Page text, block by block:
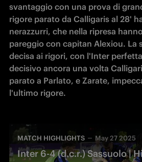
svantaggio con una prova di
rigore parato da Calligaris al 28'
nerazzurri, che nella ripresa
pareggio con capitan Alexiou. La
decisa ai rigori, con l'Inter
decisivo ancora una volta
parato a Parlato, e Zarate,
l'ultimo rigore.
MATCH HIGHLIGHTS May 27 2025